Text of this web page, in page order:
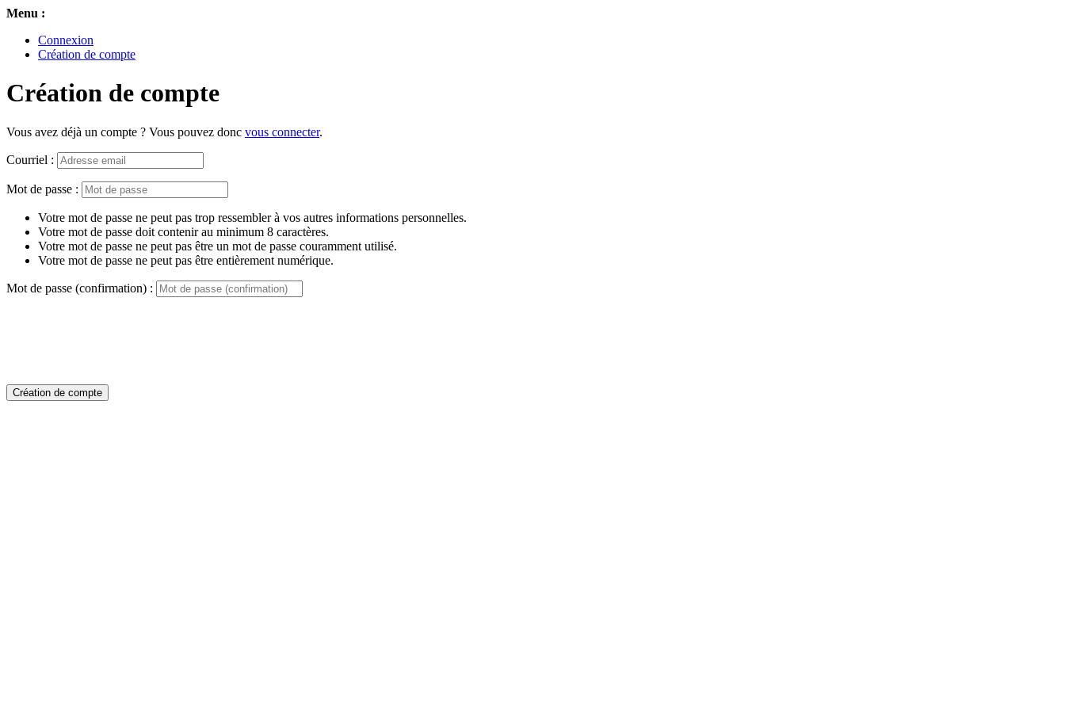
Menu :
Connexion
Création de compte
Création de compte
Vous avez déjà un compte ? Vous pouvez donc vous connecter.
Courriel :
Mot de passe :
Votre mot de passe ne peut pas trop ressembler à vos autres informations personnelles.
Votre mot de passe doit contenir au minimum 8 caractères.
Votre mot de passe ne peut pas être un mot de passe couramment utilisé.
Votre mot de passe ne peut pas être entièrement numérique.
Mot de passe (confirmation) :
Création de compte